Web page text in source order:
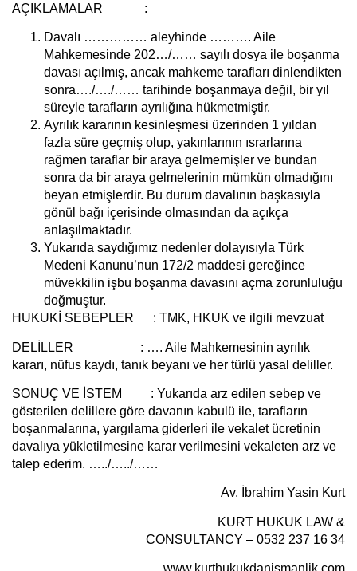
AÇIKLAMALAR :
Davalı …………… aleyhinde ………. Aile
Mahkemesinde 202…/…… sayılı dosya ile boşanma
davası açılmış, ancak mahkeme tarafları dinlendikten
sonra…./…./…… tarihinde boşanmaya değil, bir yıl
süreyle tarafların ayrılığına hükmetmiştir.
Ayrılık kararının kesinleşmesi üzerinden 1 yıldan
fazla süre geçmiş olup, yakınlarının ısrarlarına
rağmen taraflar bir araya gelmemişler ve bundan
sonra da bir araya gelmelerinin mümkün olmadığını
beyan etmişlerdir. Bu durum davalının başkasıyla
gönül bağı içerisinde olmasından da açıkça
anlaşılmaktadır.
Yukarıda saydığımız nedenler dolayısıyla Türk
Medeni Kanunu’nun 172/2 maddesi gereğince
müvekkilin işbu boşanma davasını açma zorunluluğu
doğmuştur.
HUKUKİ SEBEPLER : TMK, HKUK ve ilgili mevzuat
DELİLLER : …. Aile Mahkemesinin ayrılık
kararı, nüfus kaydı, tanık beyanı ve her türlü yasal deliller.
SONUÇ VE İSTEM : Yukarıda arz edilen sebep ve
gösterilen delillere göre davanın kabulü ile, tarafların
boşanmalarına, yargılama giderleri ile vekalet ücretinin
davalıya yükletilmesine karar verilmesini vekaleten arz ve
talep ederim. …../…../……
Av. İbrahim Yasin Kurt
KURT HUKUK LAW &
CONSULTANCY – 0532 237 16 34